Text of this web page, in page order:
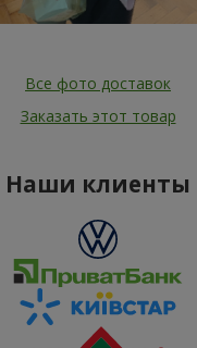
Все фото доставок
Заказать этот товар
Наши клиенты